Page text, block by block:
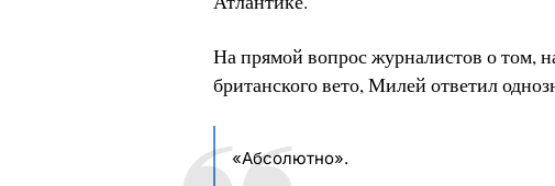
На прямой вопрос журналистов о том,
британского вето, Милей ответил
«Абсолютно».